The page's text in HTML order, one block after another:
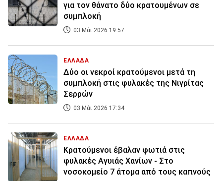
για τον θάνατο δύο κρατουμένων σε
συμπλοκή
03 Μάι 2026 19:57
ΕΛΛΑΔΑ
Δύο οι νεκροί κρατούμενοι μετά τη
συμπλοκή στις φυλακές της Νιγρίτας
Σερρών
03 Μάι 2026 17:34
ΕΛΛΑΔΑ
Κρατούμενοι έβαλαν φωτιά στις
φυλακές Αγυιάς Χανίων - Στο
νοσοκομείο 7 άτομα από τους καπνούς